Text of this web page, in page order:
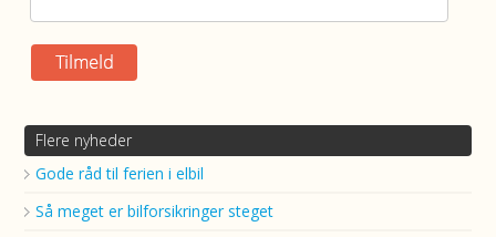
Flere nyheder
Gode råd til ferien i elbil
Så meget er bilforsikringer steget